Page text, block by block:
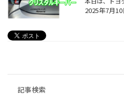
2025年7月10
記事検索